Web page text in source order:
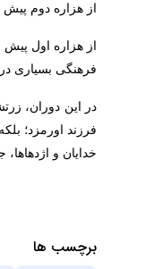
از هزاره دوم پیش
از هزاره اول پیش
فرهنگی بسیاری
در این دوران،
فرزند اورمزد؛
خدایان و
برچسب ها